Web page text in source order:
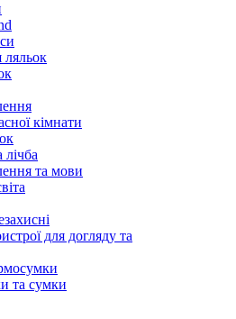
ляльок
кімнати
та мови
для догляду та
та сумки